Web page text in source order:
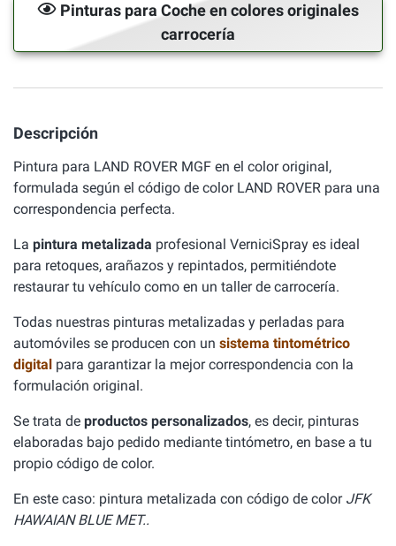
Pinturas para Coche en colores originales
carrocería
Descripción
Pintura para LAND ROVER MGF en el color original,
formulada según el código de color LAND ROVER para una
correspondencia perfecta.
La pintura metalizada profesional VerniciSpray es ideal
para retoques, arañazos y repintados, permitiéndote
restaurar tu vehículo como en un taller de carrocería.
Todas nuestras pinturas metalizadas y perladas para
automóviles se producen con un sistema tintométrico
digital para garantizar la mejor correspondencia con la
formulación original.
Se trata de productos personalizados, es decir, pinturas
elaboradas bajo pedido mediante tintómetro, en base a tu
propio código de color.
En este caso: pintura metalizada con código de color JFK
HAWAIAN BLUE MET..